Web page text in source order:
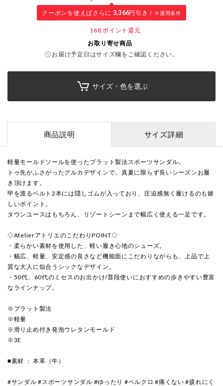
クーポンを使えばさらに 3,366円引き！ ※適用条件
168 ポイント還元
お取り寄せ商品
お届け予定日はサイズ欄をご確認ください。
サイズ・色を選ぶ
商品説明 サイズ詳細
軽量モールドソールを使ったプラット製法スポーツサンダル。
トゥ先がふさがったグルカデザインで、真夏に限らず長いシーズンお履
き頂けます。
甲を渡るベルト2本には隠しゴムが入っており、圧迫感無く履けるのも嬉
しいポイント。
タウンユースはもちろん、リゾートシーンまで幅広く使える一足です。
◇AtelierアトリエのこだわりPOINT◇
・柔らかい素材を使用した、軽い履き心地のシューズ。
・幅広、軽量、安定感の良さなど機能面にこだわりながらも、上品で上
質な大人に似合うシックなデザイン。
・50代、60代のミセスのお出かけ/普段使いにおすすめの歩きやすい豊富
なラインナップ。
※プラット製法
※軽量
※滑り止め付き発泡ウレタンモールド
※3E
■素材 ： 本革（牛）
#サンダル #スポーツサンダル #ゆったり #ベルクロ #痛くない #疲れにく